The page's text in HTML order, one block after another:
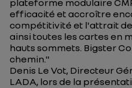
plateforme modulaire
efficacité et accroître
compétitivité et l'attrait
ainsi toutes les cartes en
hauts sommets. Bigster
chemin."
Denis Le Vot, Directeur
LADA, lors de la